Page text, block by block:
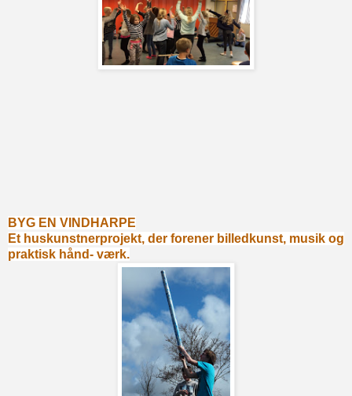
BYG EN VINDHARPE
Et huskunstnerprojekt, der forener billedkunst, musik og
praktisk hånd- værk.